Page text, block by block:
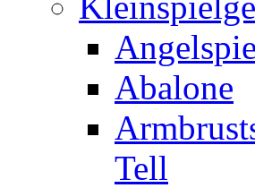
Abalone
Tell